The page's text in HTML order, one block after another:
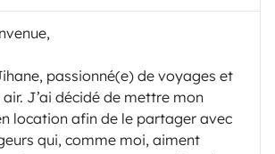
passionné(e) de voyages et
J’ai décidé de mettre mon
location afin de le partager avec
qui, comme moi, aiment